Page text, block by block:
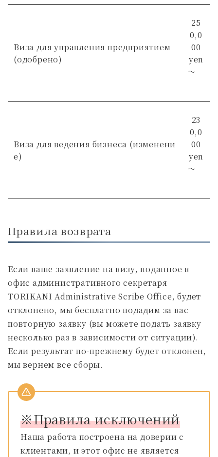
Виза для управления предприятием
(одобрено)
25
0,0
00
yen
～
Виза для ведения бизнеса (изменени
е)
23
0,0
00
yen
～
Правила возврата
Если ваше заявление на визу, поданное в
офис административного секретаря
TORIKANI Administrative Scribe Office, будет
отклонено, мы бесплатно подадим за вас
повторную заявку (вы можете подать заявку
несколько раз в зависимости от ситуации).
Если результат по-прежнему будет отклонен,
мы вернем все сборы.
※Правила исключений
Наша работа построена на доверии с
клиентами, и этот офис не является